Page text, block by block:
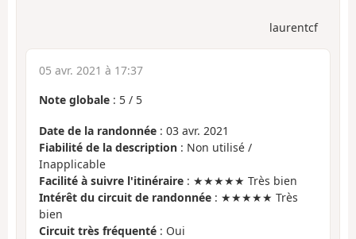
laurentcf
05 avr. 2021 à 17:37
Note globale : 5 / 5
Date de la randonnée : 03 avr. 2021
Fiabilité de la description : Non utilisé /
Inapplicable
Facilité à suivre l'itinéraire : ★★★★★ Très bien
Intérêt du circuit de randonnée : ★★★★★ Très
bien
Circuit très fréquenté : Oui